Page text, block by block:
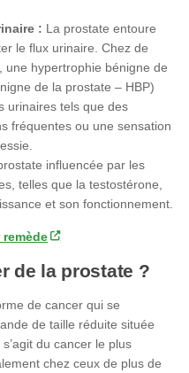
: La prostate entoure
le flux urinaire. Chez de
une hypertrophie bénigne de
de la prostate – HBP)
urinaires tels que des
fréquentes ou une sensation
influencée par les
telles que la testostérone,
et son fonctionnement.
de la prostate ?
de cancer qui se
de taille réduite située
du cancer le plus
chez ceux de plus de